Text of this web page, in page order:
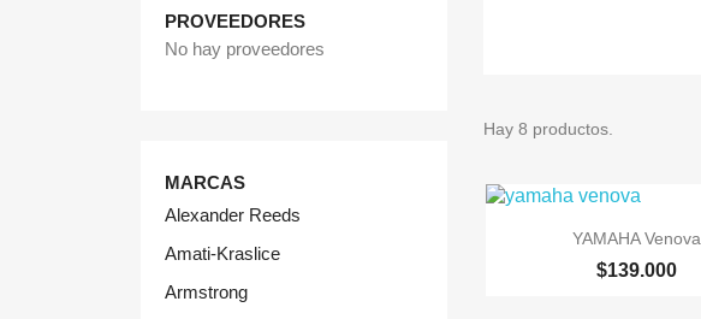
PROVEEDORES
No hay proveedores
MARCAS
Alexander Reeds
Amati-Kraslice
Armstrong
Hay 8 productos.
 Vista rápida
YAMAHA Venova
$139.000